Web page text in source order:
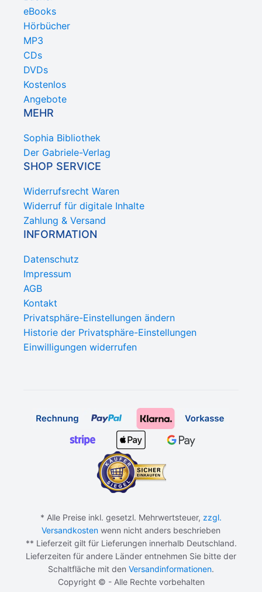
eBooks
Hörbücher
MP3
CDs
DVDs
Kostenlos
Angebote
MEHR
Sophia Bibliothek
Der Gabriele-Verlag
SHOP SERVICE
Widerrufsrecht Waren
Widerruf für digitale Inhalte
Zahlung & Versand
INFORMATION
Datenschutz
Impressum
AGB
Kontakt
Privatsphäre-Einstellungen ändern
Historie der Privatsphäre-Einstellungen
Einwilligungen widerrufen
* Alle Preise inkl. gesetzl. Mehrwertsteuer, zzgl.
Versandkosten wenn nicht anders beschrieben
** Lieferzeit gilt für Lieferungen innerhalb Deutschland.
Lieferzeiten für andere Länder entnehmen Sie bitte der
Schaltfläche mit den Versandinformationen.
Copyright © - Alle Rechte vorbehalten